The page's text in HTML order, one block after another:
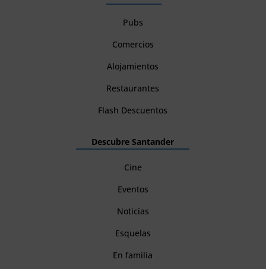
Pubs
Comercios
Alojamientos
Restaurantes
Flash Descuentos
Descubre Santander
Cine
Eventos
Noticias
Esquelas
En familia